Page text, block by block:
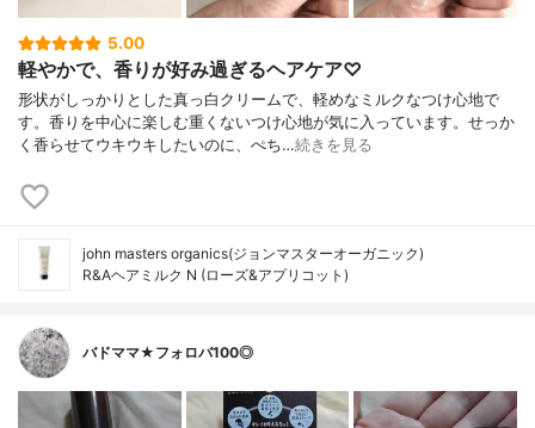
5.00
軽やかで、香りが好み過ぎるヘアケア♡
形状がしっかりとした真っ白クリームで、軽めなミルクなつけ心地で
す。香りを中心に楽しむ重くないつけ心地が気に入っています。せっか
く香らせてウキウキしたいのに、ぺち…続きを見る
john masters organics(ジョンマスターオーガニック)
R&Aヘアミルク N (ローズ&アプリコット)
バドママ★フォロバ100◎